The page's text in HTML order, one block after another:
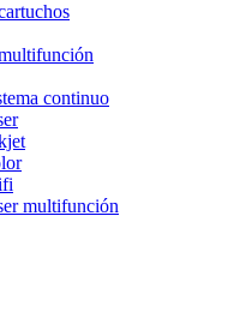
continuo
multifunción